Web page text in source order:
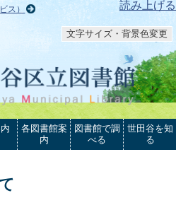
読み上げる
ス）
文字サイズ・背景色変更
各図書館案
内
図書館で調
べる
世田谷を知
る